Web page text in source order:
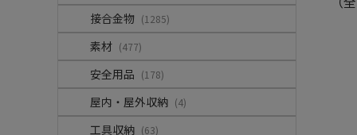
接合金物 (1285)
素材 (477)
安全用品 (178)
屋内・屋外収納 (4)
工具収納 (63)